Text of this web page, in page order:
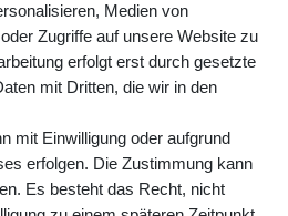
MwSt. und zzgl. Service- und
- Keine Angebote
verpassen!
Medien von
Zugriffe auf unsere Website zu
erfolgt erst durch gesetzte
mit Dritten, die wir in den
mit Einwilligung oder aufgrund
erfolgen. Die Zustimmung kann
Es besteht das Recht, nicht